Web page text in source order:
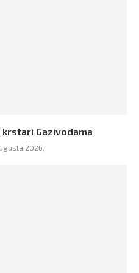
Gazivodama
2026,